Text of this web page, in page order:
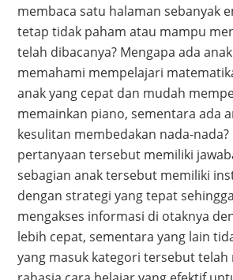
membaca satu halaman sebanyak
tetap tidak paham atau mampu
telah dibacanya? Mengapa ada
memahami mempelajari
anak yang cepat dan mudah
memainkan piano, sementara ada
kesulitan membedakan nada-
pertanyaan tersebut memiliki
sebagian anak tersebut memiliki
dengan strategi yang tepat
mengakses informasi di otaknya
lebih cepat, sementara yang lain
yang masuk kategori tersebut telah